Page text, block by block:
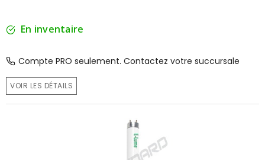
En inventaire
Compte PRO seulement. Contactez votre succursale
VOIR LES DÉTAILS